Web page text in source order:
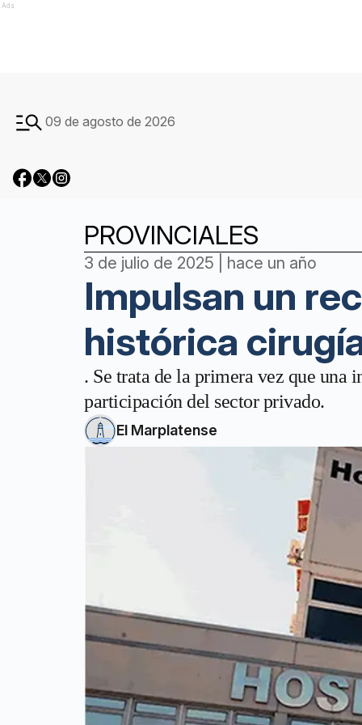
Ads
09 de agosto de 2026
PROVINCIALES
3 de julio de 2025 | hace un año
Impulsan un
histórica
. Se trata de la primera vez que una
participación del sector privado.
El Marplatense